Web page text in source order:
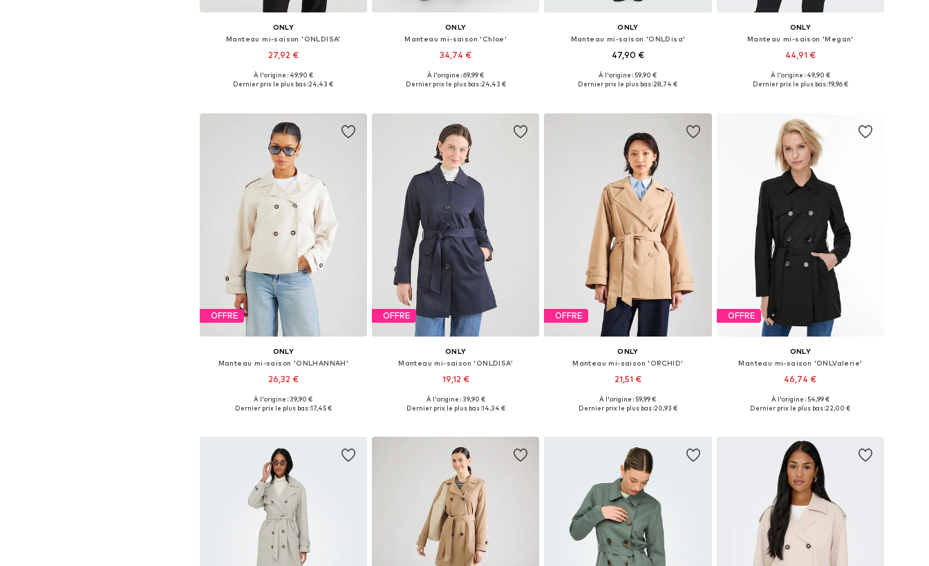
ONLY
Manteau mi-saison 'ONLDISA'
27,92 €
Tailles disponibles: XS, S
À l'origine : 49,90 €
Dernier prix le plus bas :24,43 €
ONLY
Manteau mi-saison 'Chloe'
34,74 €
Tailles disponibles: M, XL
À l'origine : 69,99 €
Dernier prix le plus bas :24,43 €
ONLY
Manteau mi-saison 'ONLDisa'
47,90 €
Tailles disponibles: XL, XXL
À l'origine : 59,90 €
Dernier prix le plus bas :28,74 €
ONLY
Manteau mi-saison 'Megan'
44,91 €
Tailles disponibles: XS, XL
À l'origine : 49,90 €
Dernier prix le plus bas :19,96 €
OFFRE
ONLY
Manteau mi-saison 'ONLHANNAH'
26,32 €
Tailles disponibles: XXL
À l'origine : 39,90 €
Dernier prix le plus bas :17,45 €
OFFRE
ONLY
Manteau mi-saison 'ONLDISA'
19,12 €
Tailles disponibles: XS
À l'origine : 39,90 €
Dernier prix le plus bas :14,34 €
OFFRE
ONLY
Manteau mi-saison 'ORCHID'
21,51 €
Tailles disponibles: L, XL
À l'origine : 59,99 €
Dernier prix le plus bas :20,93 €
OFFRE
ONLY
Manteau mi-saison 'ONLValerie'
46,74 €
+1
Tailles disponibles: XS, S
À l'origine : 54,99 €
Dernier prix le plus bas :22,00 €